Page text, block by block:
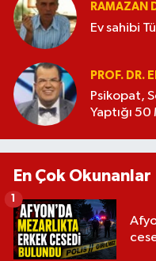
RAMAZAN
Ev sahibi
PROF. DR.
Psikopat,
Yaptığı
En Çok Okunanlar
1